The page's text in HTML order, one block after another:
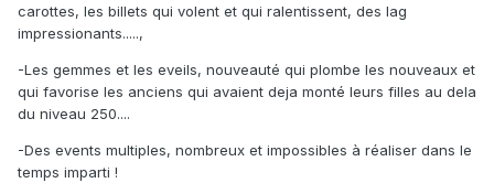
carottes, les billets qui volent et qui ralentissent, des lag
impressionants.....,
-Les gemmes et les eveils, nouveauté qui plombe les nouveaux et
qui favorise les anciens qui avaient deja monté leurs filles au dela
du niveau 250....
-Des events multiples, nombreux et impossibles à réaliser dans le
temps imparti !